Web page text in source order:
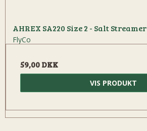
AHREX SA220 Size 2 - Salt Streamer
FlyCo
59,00 DKK
VIS PRODUKT